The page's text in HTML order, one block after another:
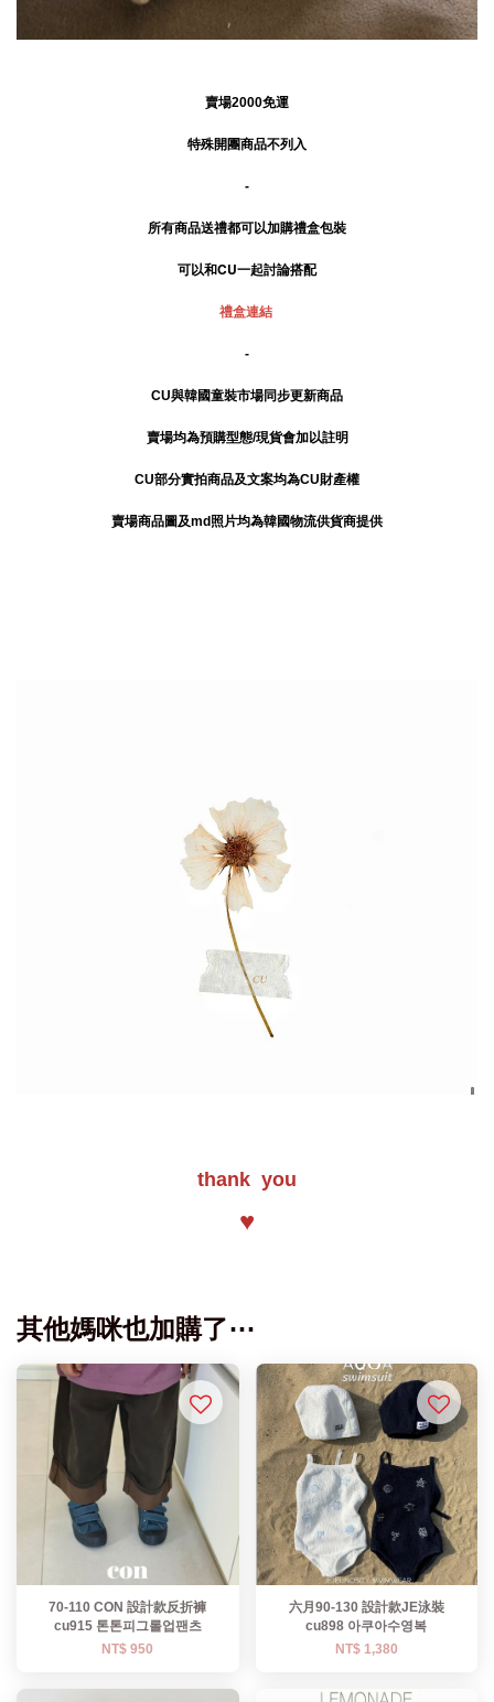
賣場2000免運
特殊開團商品不列入
-
所有商品送禮都可以加購禮盒包裝
可以和CU一起討論搭配
禮盒連結
-
CU與韓國童裝市場同步更新商品
賣場均為預購型態/現貨會加以註明
CU部分實拍商品及文案均為CU財產權
賣場商品圖及md照片均為韓國物流供貨商提供
thank you
♥
其他媽咪也加購了⋯
70-110 CON 設計款反折褲
cu915 톤톤피그롤업팬츠
NT$ 950
六月90-130 設計款JE泳裝
cu898 아쿠아수영복
NT$ 1,380